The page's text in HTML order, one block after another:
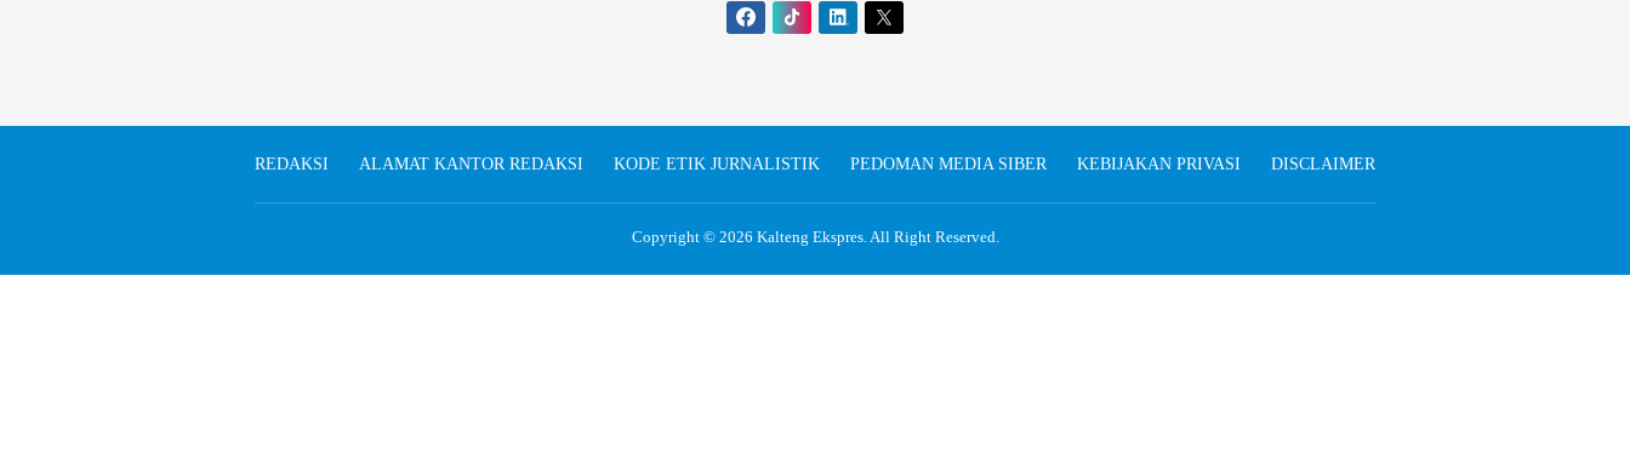
REDAKSI ALAMAT KANTOR REDAKSI KODE ETIK JURNALISTIK PEDOMAN MEDIA SIBER KEBIJAKAN PRIVASI DISCLAIMER
Copyright © 2026 Kalteng Ekspres. All Right Reserved.